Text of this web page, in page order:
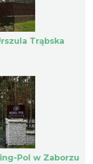
Trąbska
Pol w Zaborzu